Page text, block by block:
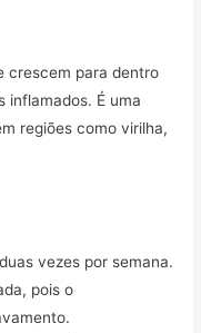
crescem para dentro
inflamados. É uma
regiões como virilha,
vezes por semana.
pois o